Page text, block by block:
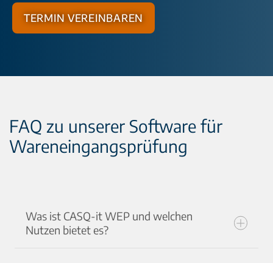
Termin vereinbaren
FAQ zu unserer Software für
Wareneingangsprüfung
Was ist CASQ-it WEP und welchen
Nutzen bietet es?